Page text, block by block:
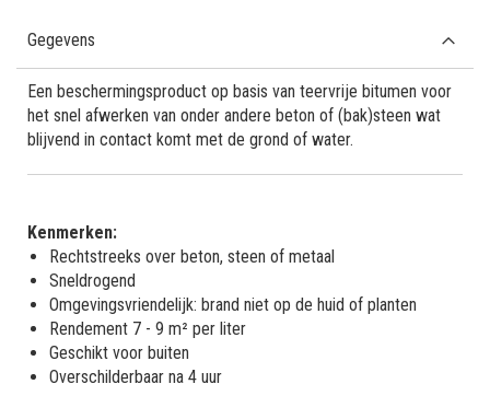
Gegevens
Een beschermingsproduct op basis van teervrije bitumen voor
het snel afwerken van onder andere beton of (bak)steen wat
blijvend in contact komt met de grond of water.
Kenmerken:
Rechtstreeks over beton, steen of metaal
Sneldrogend
Omgevingsvriendelijk: brand niet op de huid of planten
Rendement 7 - 9 m² per liter
Geschikt voor buiten
Overschilderbaar na 4 uur